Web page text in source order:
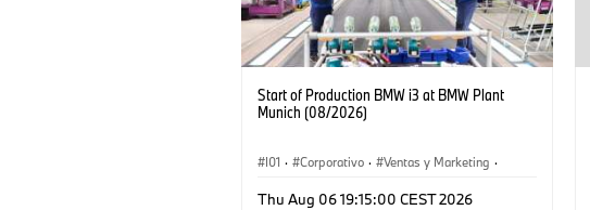
Start of Production BMW i3 at BMW Plant
Munich (08/2026)
I01 · Corporativo · Ventas y Marketing ·
Thu Aug 06 19:15:00 CEST 2026